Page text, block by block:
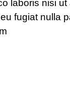
laboris nisi
fugiat nulla